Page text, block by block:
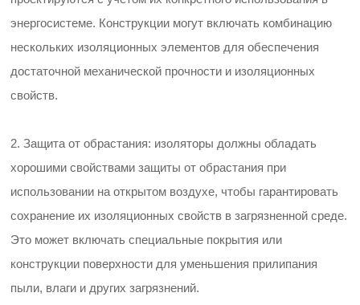
энергосистеме. Конструкции могут включать комбинацию
нескольких изоляционных элементов для обеспечения
достаточной механической прочности и изоляционных
свойств.
2. Защита от обрастания: изоляторы должны обладать
хорошими свойствами защиты от обрастания при
использовании на открытом воздухе, чтобы гарантировать
сохранение их изоляционных свойств в загрязненной среде.
Это может включать специальные покрытия или
конструкции поверхности для уменьшения прилипания
пыли, влаги и других загрязнений.